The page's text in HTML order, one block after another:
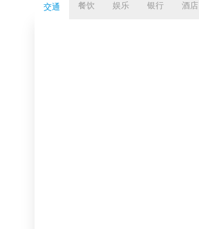
交通 餐饮 娱乐 银行 酒店